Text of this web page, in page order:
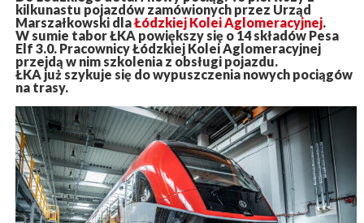
kilkunastu pojazdów zamówionych przez Urząd
Marszałkowski dlaŁódzkiej Kolei Aglomeracyjnej.
W sumie tabor ŁKA powiększy się o 14 składów Pesa
Elf 3.0. Pracownicy Łódzkiej Kolei Aglomeracyjnej
przejdą w nim szkolenia z obsługi pojazdu.
ŁKA już szykuje się do wypuszczenia nowych pociągów
na trasy.